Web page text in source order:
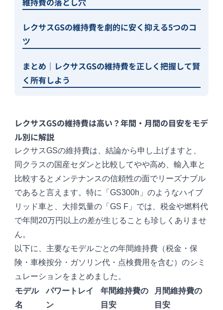
レクサスGSの維持費を劇的に安く抑える5つのコ
ツ
まとめ｜レクサスGSの維持費を正しく把握して賢
く所有しよう
レクサスGSの維持費は高い？年間・月間の目安をモデ
ル別に解説
レクサスGSの維持費は、結論から申し上げますと、
同クラスの国産セダンと比較してやや高め、輸入車と
比較するとメンテナンスの信頼性の面でリーズナブル
であると言えます。特に「GS300h」のようなハイブ
リッド車と、大排気量の「GS F」では、税金や燃料代
で年間20万円以上の差が生じることも珍しくありませ
ん。
以下に、主要なモデルごとの年間維持費（税金・保
険・車検按分・ガソリン代・点検費用を含む）のシミ
ュレーションをまとめました。
モデル
名
パワートレイ
ン
年間維持費の
目安
月間維持費の
目安